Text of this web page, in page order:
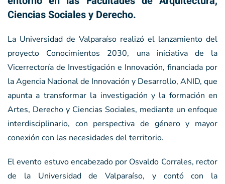
Ciencias Sociales y Derecho.
La Universidad de Valparaíso realizó el lanzamiento del
proyecto Conocimientos 2030, una iniciativa de la
Vicerrectoría de Investigación e Innovación, financiada por
la Agencia Nacional de Innovación y Desarrollo, ANID, que
apunta a transformar la investigación y la formación en
Artes, Derecho y Ciencias Sociales, mediante un enfoque
interdisciplinario, con perspectiva de género y mayor
conexión con las necesidades del territorio.
El evento estuvo encabezado por Osvaldo Corrales, rector
de la Universidad de Valparaíso, y contó con la